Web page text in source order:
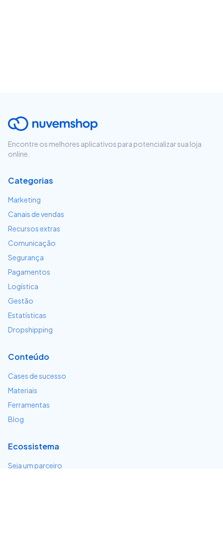
Encontre os melhores aplicativos para potencializar sua loja
online.
Categorias
Marketing
Canais de vendas
Recursos extras
Comunicação
Segurança
Pagamentos
Logística
Gestão
Estatísticas
Dropshipping
Conteúdo
Cases de sucesso
Materiais
Ferramentas
Blog
Ecossistema
Seja um parceiro